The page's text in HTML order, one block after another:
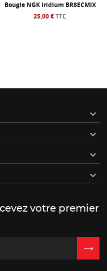
Bougie NGK Iridium BR8ECMIX
25,00 €TTC




votre premier